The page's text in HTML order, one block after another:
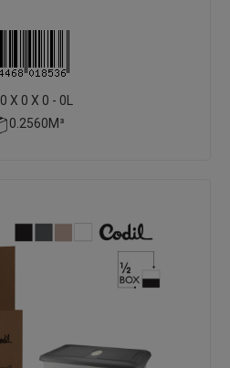
0 X 0 X 0 - 0L
0.2560M³